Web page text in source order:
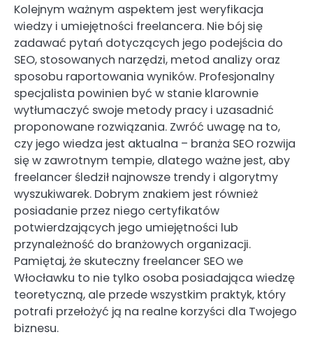
Kolejnym ważnym aspektem jest weryfikacja
wiedzy i umiejętności freelancera. Nie bój się
zadawać pytań dotyczących jego podejścia do
SEO, stosowanych narzędzi, metod analizy oraz
sposobu raportowania wyników. Profesjonalny
specjalista powinien być w stanie klarownie
wytłumaczyć swoje metody pracy i uzasadnić
proponowane rozwiązania. Zwróć uwagę na to,
czy jego wiedza jest aktualna – branża SEO rozwija
się w zawrotnym tempie, dlatego ważne jest, aby
freelancer śledził najnowsze trendy i algorytmy
wyszukiwarek. Dobrym znakiem jest również
posiadanie przez niego certyfikatów
potwierdzających jego umiejętności lub
przynależność do branżowych organizacji.
Pamiętaj, że skuteczny freelancer SEO we
Włocławku to nie tylko osoba posiadająca wiedzę
teoretyczną, ale przede wszystkim praktyk, który
potrafi przełożyć ją na realne korzyści dla Twojego
biznesu.